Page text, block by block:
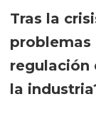
Tras la
problemas
regulación
la